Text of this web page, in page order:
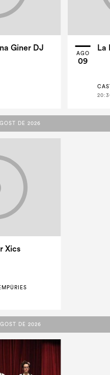
Giner DJ
AGO
09
La
DE 2026
DE 2026
Xics
DE 2026
DE 2026